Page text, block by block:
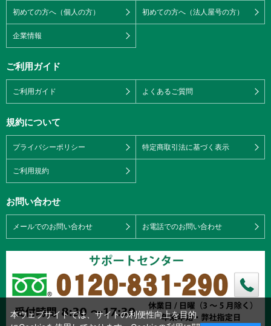
初めての方へ（個人の方） 初めての方へ（法人屋号の方）
企業情報
ご利用ガイド
ご利用ガイド よくあるご質問
規約について
プライバシーポリシー 特定商取引法に基づく表示
ご利用規約
お問い合わせ
メールでのお問い合わせ お電話でのお問い合わせ
本ウェブサイトでは、サイトの利便性向上を目的